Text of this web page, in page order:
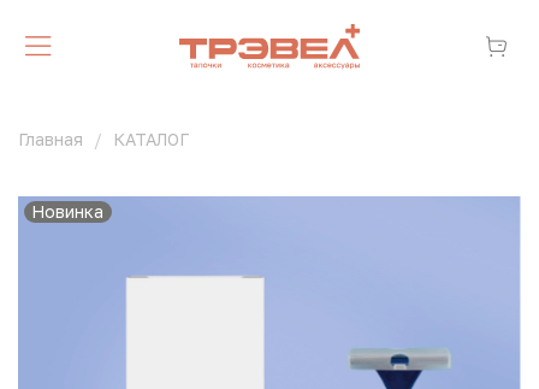
Главная КАТАЛОГ
Новинка